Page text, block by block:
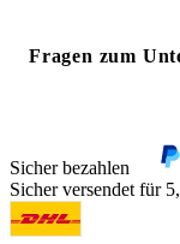
Fragen zum
Sicher bezahlen
Sicher versendet für